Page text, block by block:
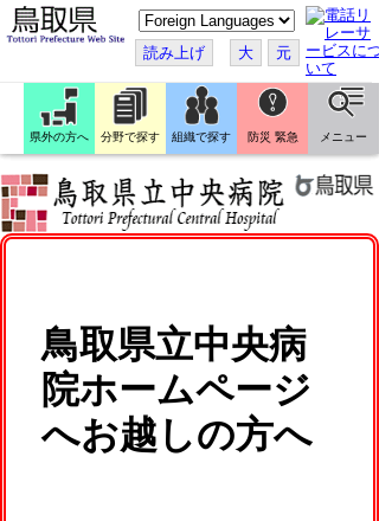
こ
の
ペ
ー
ジ
翻
訳
す
読み上げ 大 元
県外の方へ 分野で探す 組織で探す 防災 緊急 メニュー
鳥取県立中央病
院ホームページ
へお越しの方へ